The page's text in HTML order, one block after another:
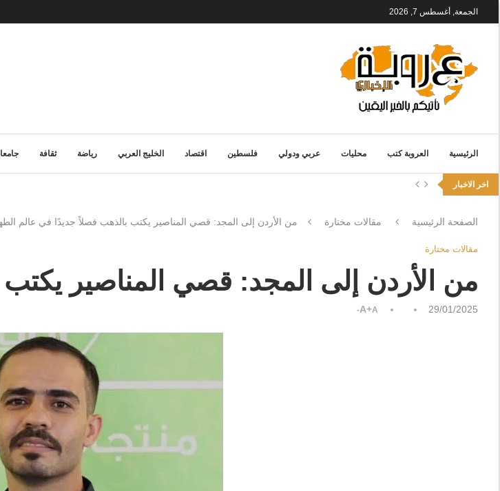
الجمعة, أغسطس 7, 2026
الرئيسية العروبة كتب محليات عربي ودولي فلسطين اقتصاد الخليج العربي رياضة ثقافة
اخر الاخبار
الصفحة الرئيسية مقالات مختارة من الأردن إلى المجد: قصي المناصير يكتب بالذهب فصلاً جديدًا في عالم
مقالات مختارة
من الأردن إلى المجد: قصي المناصير
29/01/2025
A+A-